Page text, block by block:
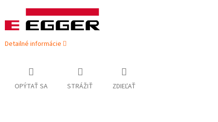
Detailné informácie
OPÝTAŤ SA STRÁŽIŤ ZDIEĽAŤ